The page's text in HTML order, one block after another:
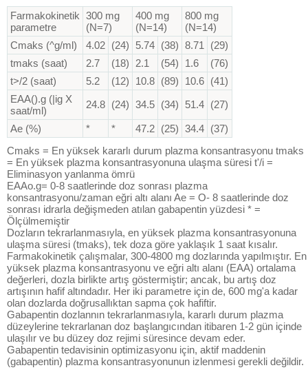
Farmakokinetik
parametre
300 mg
(N=7)
400 mg
(N=14)
800 mg
(N=14)
Cmaks (^g/ml)
4.02 (24) 5.74 (38) 8.71
(29)
tmaks (saat)
2.7 (18) 2.1 (54) 1.6
(76)
t>/2 (saat)
5.2 (12) 10.8 (89) 10.6 (41)
EAA().g (|ig X
saat/ml)
24.8 (24) 34.5 (34) 51.4 (27)
Ae (%) * * 47.2 (25) 34.4 (37)
Cmaks = En yüksek kararlı durum plazma konsantrasyonu tmaks
= En yüksek plazma konsantrasyonuna ulaşma süresi t'/i =
Eliminasyon yanlanma ömrü
EAAo.g= 0-8 saatlerinde doz sonrası plazma
konsantrasyonu/zaman eğri altı alanı Ae = O- 8 saatlerinde doz
sonrası idrarla değişmeden atılan gabapentin yüzdesi * =
Ölçülmemiştir
Dozların tekrarlanmasıyla, en yüksek plazma konsantrasyonuna
ulaşma süresi (tmaks), tek doza göre yaklaşık 1 saat kısalır.
Farmakokinetik çalışmalar, 300-4800 mg dozlarında yapılmıştır. En
yüksek plazma konsantrasyonu ve eğri altı alanı (EAA) ortalama
değerleri, dozla birlikte artış göstermiştir; ancak, bu artış doz
artışının hafif altındadır. Her iki parametre için de, 600 mg'a kadar
olan dozlarda doğrusallıktan sapma çok hafiftir.
Gabapentin dozlannın tekrarlanmasıyla, kararlı durum plazma
düzeylerine tekrarlanan doz başlangıcından itibaren 1-2 gün içinde
ulaşılır ve bu düzey doz rejimi süresince devam eder.
Gabapentin tedavisinin optimizasyonu için, aktif maddenin
(gabapentin) plazma konsantrasyonunun izlenmesi gerekli değildir.